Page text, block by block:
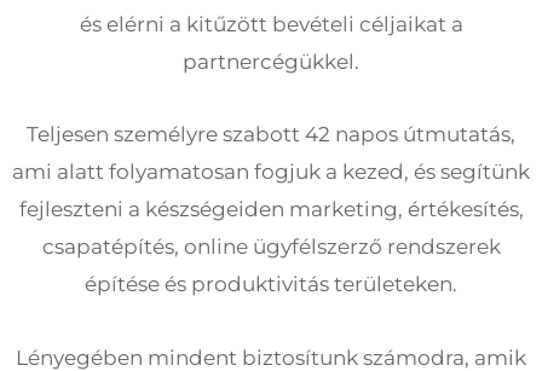
és elérni a kitűzött bevételi céljaikat a
partnercégükkel.
Teljesen személyre szabott 42 napos útmutatás,
ami alatt folyamatosan fogjuk a kezed, és segítünk
fejleszteni a készségeiden marketing, értékesítés,
csapatépítés, online ügyfélszerző rendszerek
építése és produktivitás területeken.
Lényegében mindent biztosítunk számodra, amik